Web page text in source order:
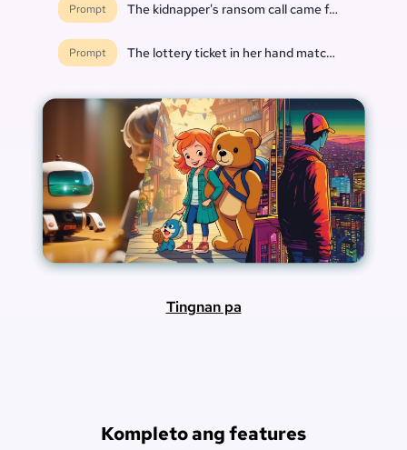
Prompt The kidnapper's ransom call came from inside
Prompt The lottery ticket in her hand matched every
Tingnan pa
Kompleto ang features